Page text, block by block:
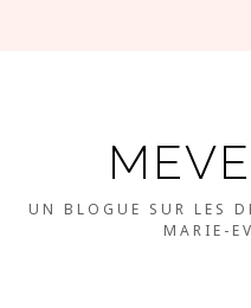
UN BLOGUE SUR LES
MARIE-